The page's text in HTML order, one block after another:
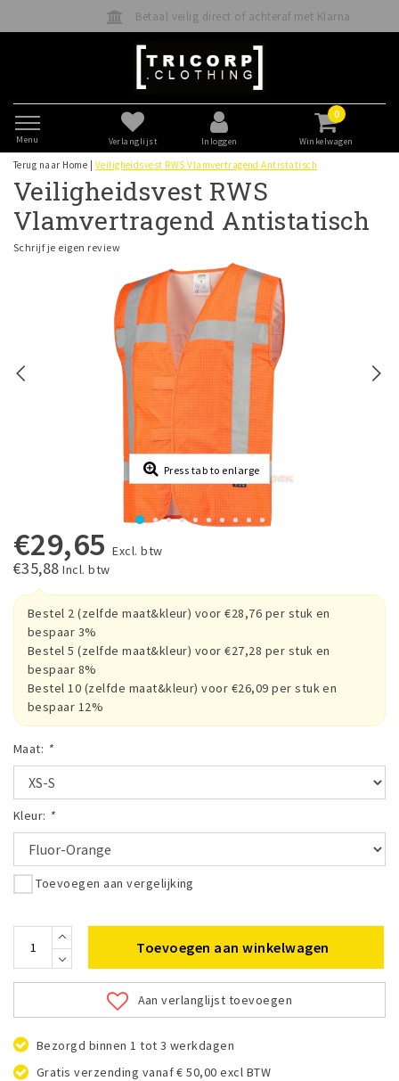
Betaal veilig direct of achteraf met Klarna
Menu Verlanglijst Inloggen
0
Winkelwagen
Terug naar Home Veiligheidsvest RWS Vlamvertragend Antistatisch
Veiligheidsvest RWS
Vlamvertragend Antistatisch
Schrijf je eigen review
Press tab to enlarge
€29,65 Excl. btw
€35,88 Incl. btw
Bestel 2 (zelfde maat&kleur) voor €28,76 per stuk en
bespaar 3%
Bestel 5 (zelfde maat&kleur) voor €27,28 per stuk en
bespaar 8%
Bestel 10 (zelfde maat&kleur) voor €26,09 per stuk en
bespaar 12%
Maat: *
Kleur: *
Toevoegen aan vergelijking
Toevoegen aan winkelwagen
Aan verlanglijst toevoegen
Bezorgd binnen 1 tot 3 werkdagen
Gratis verzending vanaf € 50,00 excl BTW